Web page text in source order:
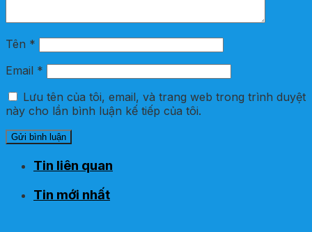
Tên *
Email *
Lưu tên của tôi, email, và trang web trong trình duyệt
này cho lần bình luận kế tiếp của tôi.
Tin liên quan
Tin mới nhất